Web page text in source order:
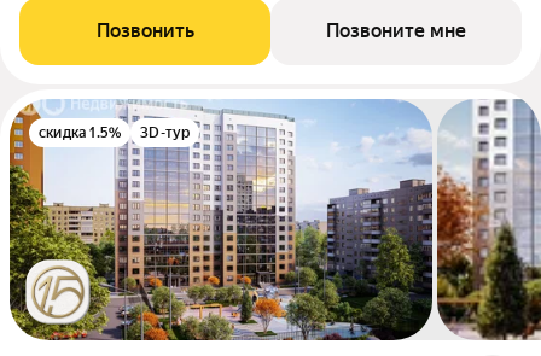
Позвонить Позвоните мне
скидка 1.5% 3D-тур